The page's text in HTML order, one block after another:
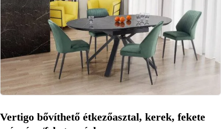
Vertigo bővíthető étkezőasztal, kerek, fekete